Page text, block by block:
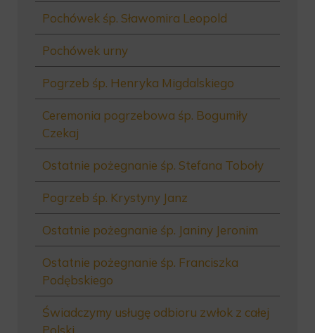
Pochówek śp. Sławomira Leopold
Pochówek urny
Pogrzeb śp. Henryka Migdalskiego
Ceremonia pogrzebowa śp. Bogumiły
Czekaj
Ostatnie pożegnanie śp. Stefana Toboły
Pogrzeb śp. Krystyny Janz
Ostatnie pożegnanie śp. Janiny Jeronim
Ostatnie pożegnanie śp. Franciszka
Podębskiego
Świadczymy usługę odbioru zwłok z całej
Polski